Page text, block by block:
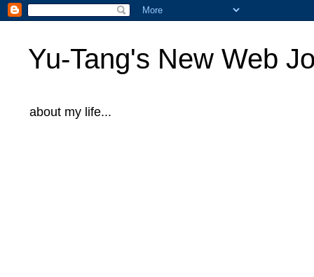
Yu-Tang's New Web
about my life...